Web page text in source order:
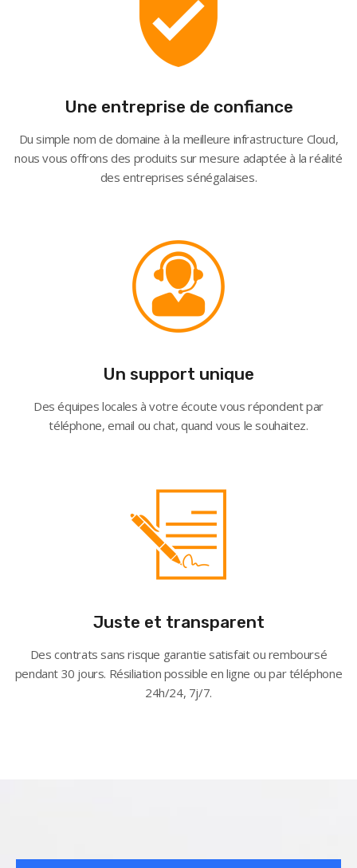
Une entreprise de confiance
Du simple nom de domaine à la meilleure infrastructure Cloud,
nous vous offrons des produits sur mesure adaptée à la réalité
des entreprises sénégalaises.
Un support unique
Des équipes locales à votre écoute vous répondent par
téléphone, email ou chat, quand vous le souhaitez.
Juste et transparent
Des contrats sans risque garantie satisfait ou remboursé
pendant 30 jours. Résiliation possible en ligne ou par téléphone
24h/24, 7j/7.